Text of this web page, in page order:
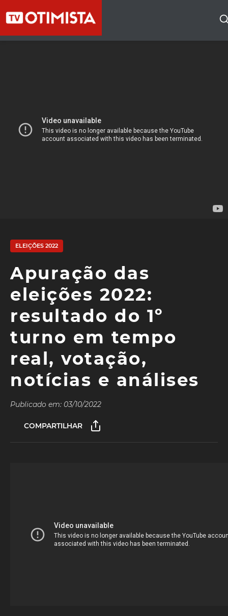
ELEIÇÕES 2022
Apuração das
eleições 2022:
resultado do 1º
turno em tempo
real, votação,
notícias e análises
Publicado em: 03/10/2022
COMPARTILHAR